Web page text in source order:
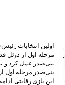
مرحله اول از دوئل
بنی‌صدر عمل کرد و
بنی‌صدر مرحله اول
این بازی رقابتی